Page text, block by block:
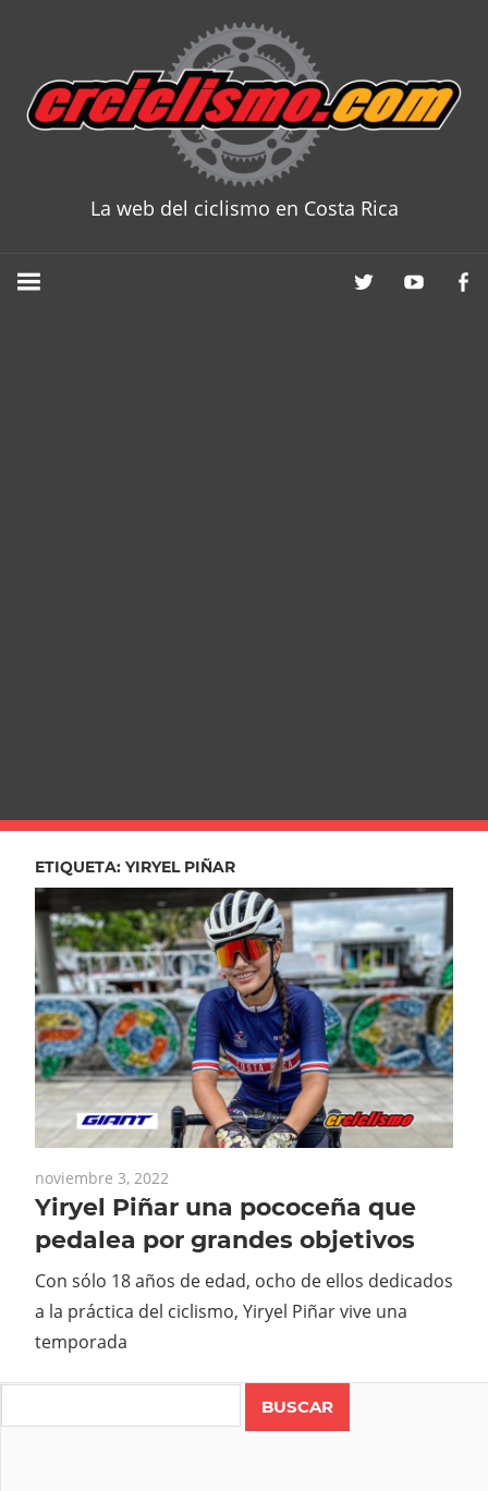
content
La web del ciclismo en Costa Rica
ETIQUETA: YIRYEL PIÑAR
noviembre 3, 2022
Yiryel Piñar una pococeña que
pedalea por grandes objetivos
Con sólo 18 años de edad, ocho de ellos dedicados
a la práctica del ciclismo, Yiryel Piñar vive una
temporada